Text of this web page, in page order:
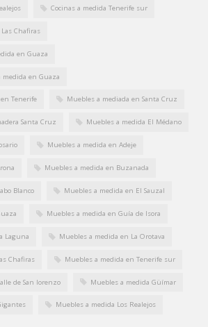
Cocinas a medida Tenerife sur
Chafiras
en Guaza
en Guaza
Tenerife Muebles a mediada en Santa Cruz
Santa Cruz Muebles a medida El Médano
Muebles a medida en Adeje
Muebles a medida en Buzanada
Blanco Muebles a medida en El Sauzal
Muebles a medida en Guía de Isora
Laguna Muebles a medida en La Orotava
Chafiras Muebles a medida en Tenerife sur
de San lorenzo Muebles a medida Güímar
Muebles a medida Los Realejos